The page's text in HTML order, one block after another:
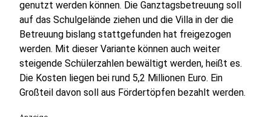
genutzt werden können. Die Ganztagsbetreuung soll
auf das Schulgelände ziehen und die Villa in der die
Betreuung bislang stattgefunden hat freigezogen
werden. Mit dieser Variante können auch weiter
steigende Schülerzahlen bewältigt werden, heißt es.
Die Kosten liegen bei rund 5,2 Millionen Euro. Ein
Großteil davon soll aus Fördertöpfen bezahlt werden.